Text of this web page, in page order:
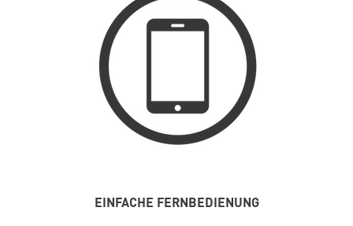
EINFACHE FERNBEDIENUNG